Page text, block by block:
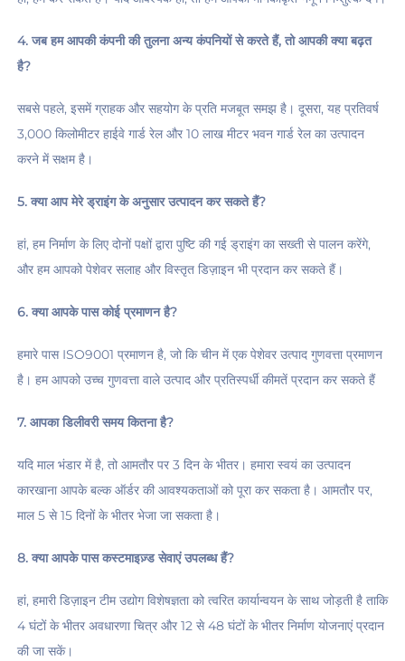
4. जब हम आपकी कंपनी की तुलना अन्य कंपनियों से करते हैं, तो आपकी क्या बढ़त
है?
सबसे पहले, इसमें ग्राहक और सहयोग के प्रति मजबूत समझ है। दूसरा, यह प्रतिवर्ष
3,000 किलोमीटर हाईवे गार्ड रेल और 10 लाख मीटर भवन गार्ड रेल का उत्पादन
करने में सक्षम है।
5. क्या आप मेरे ड्राइंग के अनुसार उत्पादन कर सकते हैं?
हां, हम निर्माण के लिए दोनों पक्षों द्वारा पुष्टि की गई ड्राइंग का सख्ती से पालन करेंगे,
और हम आपको पेशेवर सलाह और विस्तृत डिज़ाइन भी प्रदान कर सकते हैं।
6. क्या आपके पास कोई प्रमाणन है?
हमारे पास ISO9001 प्रमाणन है, जो कि चीन में एक पेशेवर उत्पाद गुणवत्ता प्रमाणन
है। हम आपको उच्च गुणवत्ता वाले उत्पाद और प्रतिस्पर्धी कीमतें प्रदान कर सकते हैं
7. आपका डिलीवरी समय कितना है?
यदि माल भंडार में है, तो आमतौर पर 3 दिन के भीतर। हमारा स्वयं का उत्पादन
कारखाना आपके बल्क ऑर्डर की आवश्यकताओं को पूरा कर सकता है। आमतौर पर,
माल 5 से 15 दिनों के भीतर भेजा जा सकता है।
8. क्या आपके पास कस्टमाइज़्ड सेवाएं उपलब्ध हैं?
हां, हमारी डिज़ाइन टीम उद्योग विशेषज्ञता को त्वरित कार्यान्वयन के साथ जोड़ती है ताकि
4 घंटों के भीतर अवधारणा चित्र और 12 से 48 घंटों के भीतर निर्माण योजनाएं प्रदान
की जा सकें।